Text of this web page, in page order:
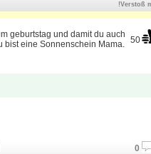
!Verstoß
50
geburtstag und damit du auch
bist eine Sonnenschein Mama.
0